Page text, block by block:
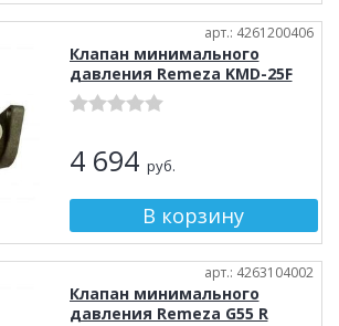
арт.: 4261200406
Клапан минимального
давления Remeza KMD-25F
4 694 руб.
арт.: 4263104002
Клапан минимального
давления Remeza G55 R